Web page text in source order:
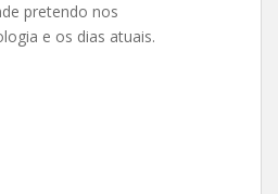
pretendo nos
e os dias atuais.